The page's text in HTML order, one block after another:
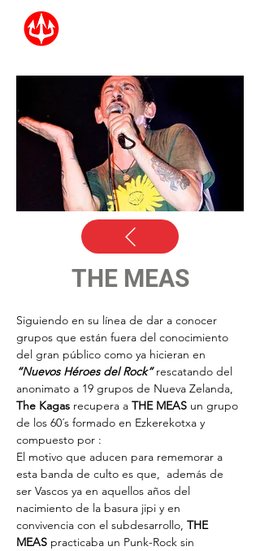
THE MEAS
Siguiendo en su línea de dar a conocer
grupos que están fuera del conocimiento
del gran público como ya hicieran en
“Nuevos Héroes del Rock” rescatando del
anonimato a 19 grupos de Nueva Zelanda,
The Kagas recupera a THE MEAS un grupo
de los 60´s formado en Ezkerekotxa y
compuesto por :
El motivo que aducen para rememorar a
esta banda de culto es que,  además de
ser Vascos ya en aquellos años del
nacimiento de la basura jipi y en
convivencia con el subdesarrollo, THE
MEAS practicaba un Punk-Rock sin